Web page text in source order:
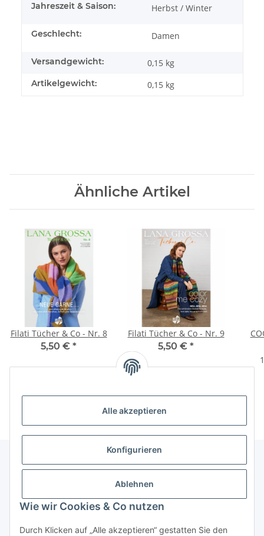
Alle akzeptieren
Konfigurieren
Ablehnen
Wie wir Cookies & Co nutzen
Durch Klicken auf „Alle akzeptieren“ gestatten Sie den
Jahreszeit & Saison: Herbst / Winter
Geschlecht: Damen
Versandgewicht: 0,15 kg
Artikelgewicht: 0,15 kg
Ähnliche Artikel
Filati Tücher & Co - Nr. 8
5,50 € *
Filati Tücher & Co - Nr. 9
5,50 € *